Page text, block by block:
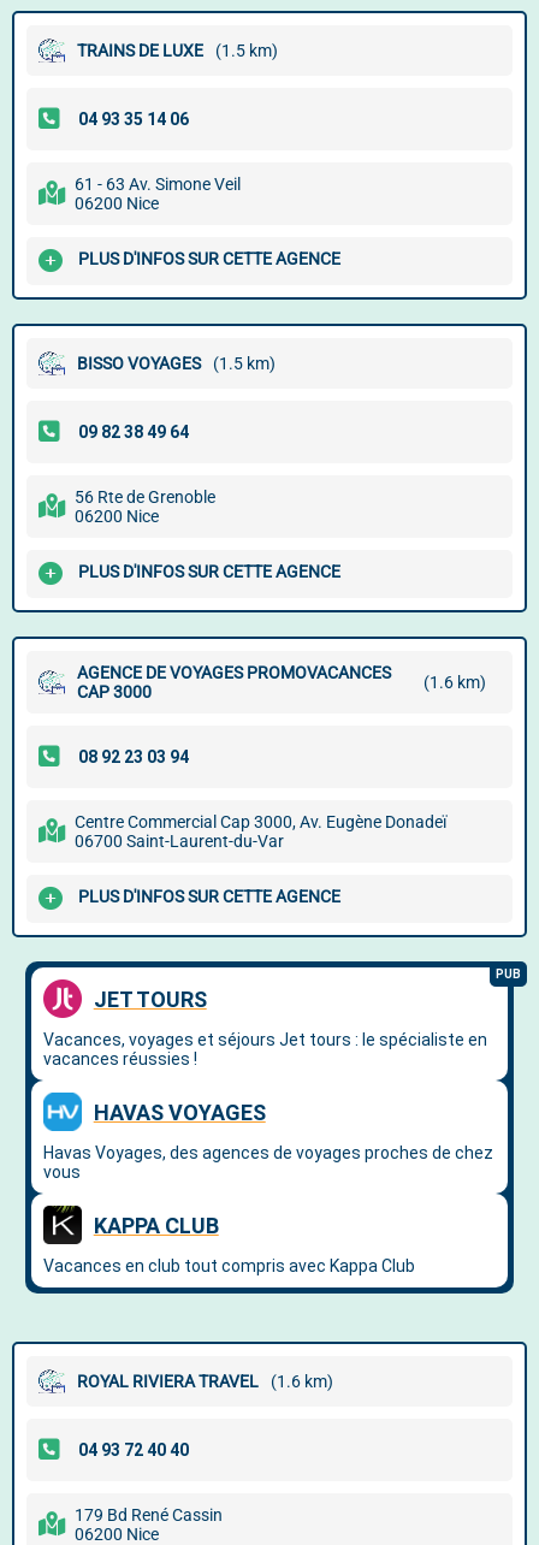
TRAINS DE LUXE (1.5 km)
61 - 63 Av. Simone Veil
06200 Nice
PLUS D'INFOS SUR CETTE AGENCE
BISSO VOYAGES (1.5 km)
56 Rte de Grenoble
06200 Nice
PLUS D'INFOS SUR CETTE AGENCE
AGENCE DE VOYAGES PROMOVACANCES
CAP 3000
(1.6 km)
Centre Commercial Cap 3000, Av. Eugène Donadeï
06700 Saint-Laurent-du-Var
PLUS D'INFOS SUR CETTE AGENCE
ROYAL RIVIERA TRAVEL (1.6 km)
179 Bd René Cassin
06200 Nice